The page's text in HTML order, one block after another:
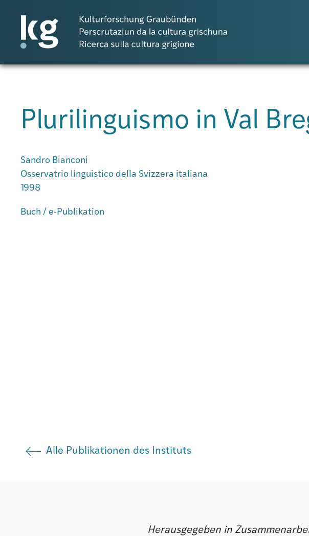
Atlas GR
Publikationen
Plurilinguismo in Val
Sandro Bianconi
Osservatrio linguistico della Svizzera italiana
1998
Buch / e-Publikation
Alle Publikationen des Instituts
Herausgegeben in